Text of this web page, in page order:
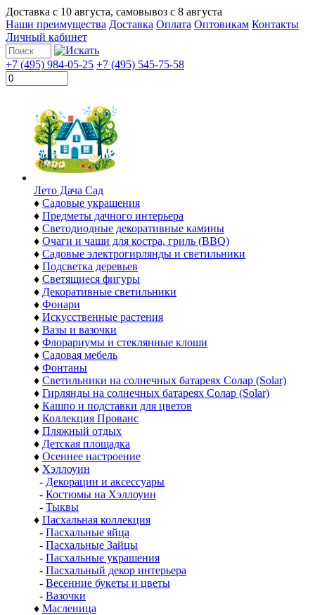
Доставка с 10 августа, самовывоз с 8 августа
Наши преимущества Доставка Оплата Оптовикам Контакты
Личный кабинет
+7 (495) 984-05-25 +7 (495) 545-75-58
Лето Дача Сад
♦ Садовые украшения
♦ Предметы дачного интерьера
♦ Светодиодные декоративные камины
♦ Очаги и чаши для костра, гриль (BBQ)
♦ Садовые электрогирлянды и светильники
♦ Подсветка деревьев
♦ Светящиеся фигуры
♦ Декоративные светильники
♦ Фонари
♦ Искусственные растения
♦ Вазы и вазочки
♦ Флорариумы и стеклянные клоши
♦ Садовая мебель
♦ Фонтаны
♦ Светильники на солнечных батареях Солар (Solar)
♦ Гирлянды на солнечных батареях Солар (Solar)
♦ Кашпо и подставки для цветов
♦ Коллекция Прованс
♦ Пляжный отдых
♦ Детская площадка
♦ Осеннее настроение
♦ Хэллоуин
- Декорации и аксессуары
- Костюмы на Хэллоуин
- Тыквы
♦ Пасхальная коллекция
- Пасхальные яйца
- Пасхальные Зайцы
- Пасхальные украшения
- Пасхальный декор интерьера
- Весенние букеты и цветы
- Вазочки
♦ Масленица